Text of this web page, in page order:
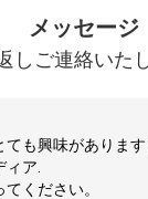
メッセージ
しご連絡いた
多くを見て下さ
最高の価格で